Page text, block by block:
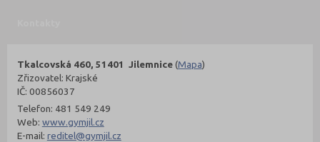
Tkalcovská 460, 51401 Jilemnice(Mapa)
Zřizovatel: Krajské
IČ: 00856037
Telefon: 481 549 249
Web: www.gymjil.cz
E-mail: reditel@gymjil.cz